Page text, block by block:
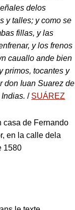
delos
y talles; y como se
fillas, y las
y los frenos
cauallo ande bien
primos, tocantes y
don Iuan Suarez de
Indias./ SUÁREZ
casa de Fernando
en la calle dela
1580